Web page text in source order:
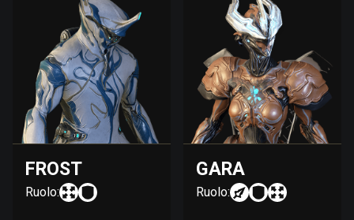
FROST
Ruolo:
GARA
Ruolo: